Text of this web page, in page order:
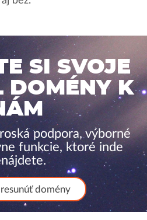
SI SVOJE
DOMÉNY K
podpora, výborné
funkcie, ktoré inde
domény